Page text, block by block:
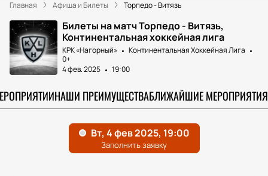
Главная Афиша и Билеты Торпедо - Витязь
Билеты на матч Торпедо - Витязь,
Континентальная хоккейная лига
КРК «Нагорный»
Континентальная Хоккейная Лига
0+
4 фев. 2025
19:00
НАШИ ПРЕИМУЩЕСТВАБЛИЖАЙШИЕ МЕРОПРИЯТИЯ